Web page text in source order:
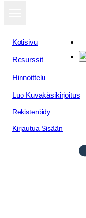
Kotisivu
Resurssit
Hinnoittelu
Luo Kuvakäsikirjoitus
Rekisteröidy
Kirjautua Sisään